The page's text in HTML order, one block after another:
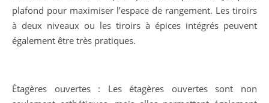
plafond pour maximiser l’espace de rangement. Les tiroirs
à deux niveaux ou les tiroirs à épices intégrés peuvent
également être très pratiques.
Étagères ouvertes : Les étagères ouvertes sont non